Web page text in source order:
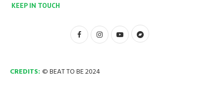
KEEP IN TOUCH
CREDITS: © BEAT TO BE 2024